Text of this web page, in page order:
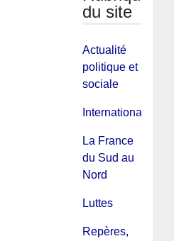
du site
Actualité
politique et
sociale
International
La France
du Sud au
Nord
Luttes
Repères,